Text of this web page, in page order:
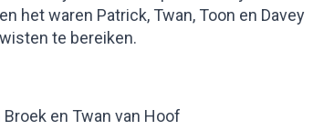
het waren Patrick, Twan, Toon en Davey
te bereiken.
en Twan van Hoof